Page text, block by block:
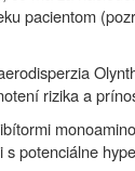
pacientom
rizika a
s potenciálne